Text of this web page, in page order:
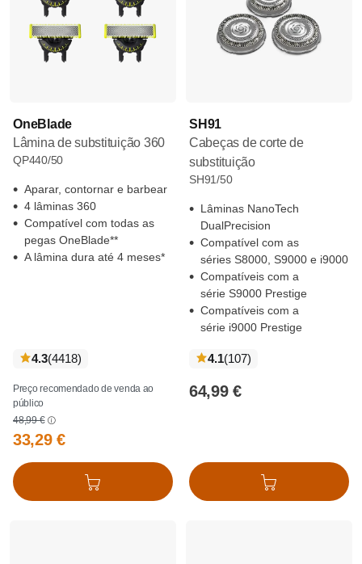
OneBlade
Lâmina de substituição 360
QP440/50
Aparar, contornar e barbear
4 lâminas 360
Compatível com todas as
pegas OneBlade**
A lâmina dura até 4 meses*
4.3(4418críticas
)
Preço recomendado de venda ao
público
48,99 €
33,29 €
Adicionar ao cesto
SH91
Cabeças de corte de
substituição
SH91/50
Lâminas NanoTech
DualPrecision
Compatível com as
séries S8000, S9000 e i9000
Compatíveis com a
série S9000 Prestige
Compatíveis com a
série i9000 Prestige
4.1(107críticas
)
64,99 €
Adicionar ao cesto